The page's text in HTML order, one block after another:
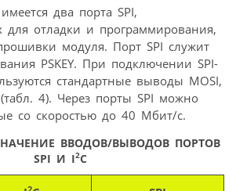
два порта SPI,
для отладки и программирования,
модуля. Порт SPI служит
PSKEY. При подключении SPI-
стандартные выводы MOSI,
4). Через порты SPI можно
со скоростью до 40 Мбит/с.
ВВОДОВ/ВЫВОДОВ ПОРТОВ
SPI И I2C